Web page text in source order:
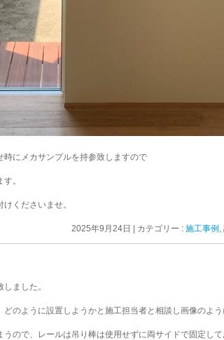
にメカサンプルを持参致しますので
。
くださいませ。
2025年9月24日 | カテゴリー : 施工事例
ました。
どのように設置しようかと施工担当者と相談し画像のよう
ので、レールは吊り棒は使用せずに両サイドで固定して